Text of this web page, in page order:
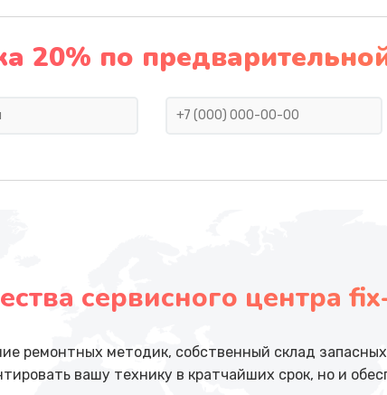
20% по
сервисного центра
ремонтных методик, собственный склад
вашу технику в кратчайших срок, но и